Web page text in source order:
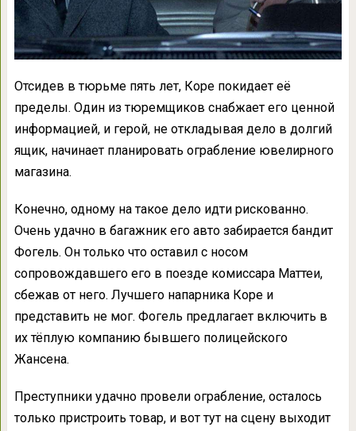
Отсидев в тюрьме пять лет, Коре покидает её
пределы. Один из тюремщиков снабжает его ценной
информацией, и герой, не откладывая дело в долгий
ящик, начинает планировать ограбление ювелирного
магазина.
Конечно, одному на такое дело идти рискованно.
Очень удачно в багажник его авто забирается бандит
Фогель. Он только что оставил с носом
сопровождавшего его в поезде комиссара Маттеи,
сбежав от него. Лучшего напарника Коре и
представить не мог. Фогель предлагает включить в
их тёплую компанию бывшего полицейского
Жансена.
Преступники удачно провели ограбление, осталось
только пристроить товар, и вот тут на сцену выходит